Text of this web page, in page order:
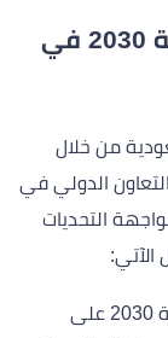
رؤية المملكة العربية السعودية 2030 في
من خلال
التعاون الدولي في
التحديات
الآتي:
من خلال تشجع رؤية 2030 على